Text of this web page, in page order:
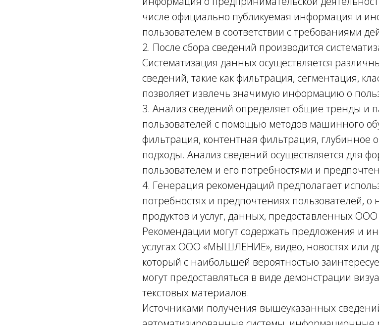
числе официально публикуемая информация и
пользователем в соответствии с требованиями
2. После сбора сведений производится
Систематизация данных осуществляется
сведений, такие как фильтрация, сегментация,
позволяет извлечь значимую информацию о
3. Анализ сведений определяет общие тренды и
пользователей с помощью методов машинного
фильтрация, контентная фильтрация, глубинное
подходы. Анализ сведений осуществляется для
пользователем и его потребностями и
4. Генерация рекомендаций предполагает
потребностях и предпочтениях пользователей,
продуктов и услуг, данных, предоставленных
Рекомендации могут содержать предложения и
услугах ООО «МЫШЛЕНИЕ», видео, новостях или
который с наибольшей вероятностью
могут предоставляться в виде демонстрации
текстовых материалов.
Источниками получения вышеуказанных